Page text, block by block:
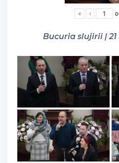
« ‹
Bucuria slujirii | 21